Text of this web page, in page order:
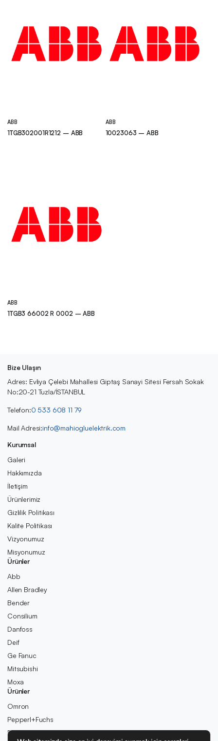
ABB
1TGB302001R1212 – ABB
ABB
10023063 – ABB
ABB
1TGB3 66002 R 0002 – ABB
Bize Ulaşın
Adres: Evliya Çelebi Mahallesi Giptaş Sanayi Sitesi Fersah Sokak
No:20-21 Tuzla/İSTANBUL
Telefon:0 533 608 11 79
Mail Adresi:info@mahiogluelektrik.com
Kurumsal
Galeri
Hakkımızda
İletişim
Ürünlerimiz
Gizlilik Politikası
Kalite Politikası
Vizyonumuz
Misyonumuz
Ürünler
Abb
Allen Bradley
Bender
Consilium
Danfoss
Deif
Ge Fanuc
Mitsubishi
Moxa
Ürünler
Omron
Pepperl+Fuchs
Pilz